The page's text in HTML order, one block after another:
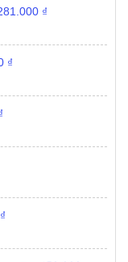
₫
₫
₫